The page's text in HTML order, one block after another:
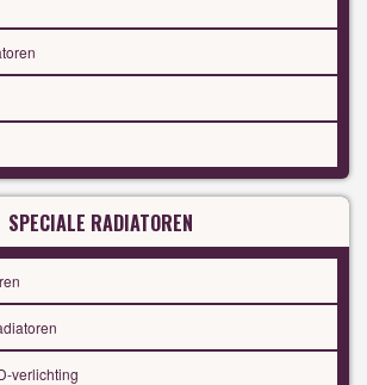
SPECIALE RADIATOREN
verlichting